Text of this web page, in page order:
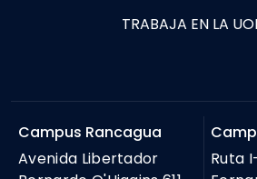
TRABAJA EN LA
Campus Rancagua
Avenida Libertador
Ruta